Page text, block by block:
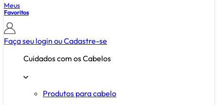
Meus
Favoritos
Faça seu login ouCadastre-se
Cuidados com os Cabelos
Produtos para cabelo